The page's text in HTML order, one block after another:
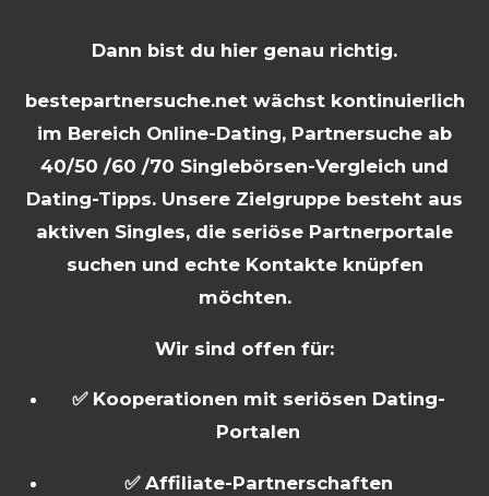
Dann bist du hier genau richtig.
bestepartnersuche.net wächst kontinuierlich
im Bereich Online-Dating, Partnersuche ab
40/50 /60 /70 Singlebörsen-Vergleich und
Dating-Tipps. Unsere Zielgruppe besteht aus
aktiven Singles, die seriöse Partnerportale
suchen und echte Kontakte knüpfen
möchten.
Wir sind offen für:
✅ Kooperationen mit seriösen Dating-
Portalen
✅ Affiliate-Partnerschaften